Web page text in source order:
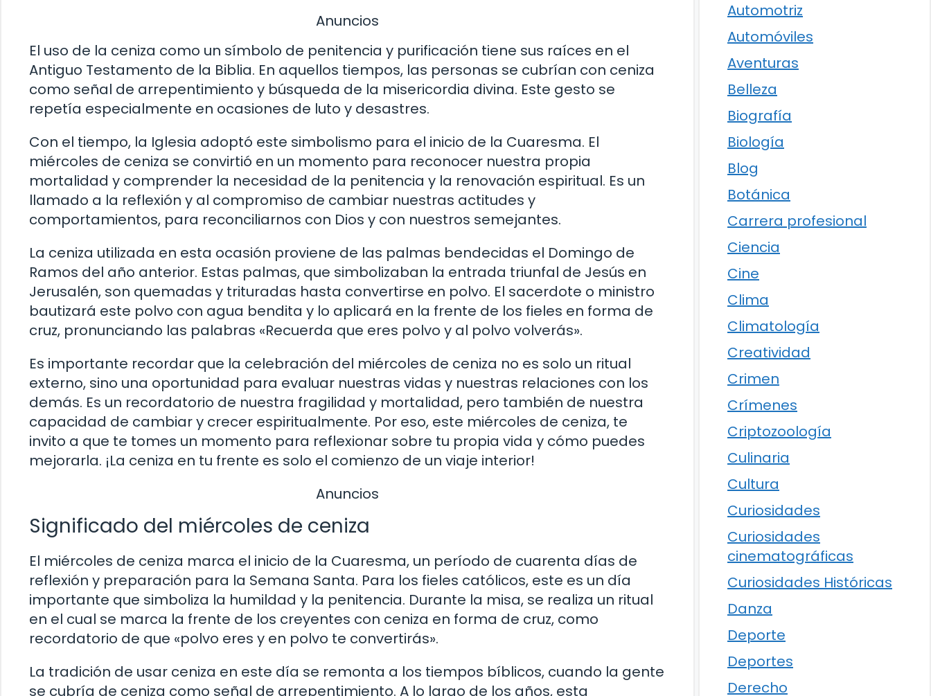
Anuncios
El uso de la ceniza como un símbolo de penitencia y purificación tiene sus raíces en el
Antiguo Testamento de la Biblia. En aquellos tiempos, las personas se cubrían con ceniza
como señal de arrepentimiento y búsqueda de la misericordia divina. Este gesto se
repetía especialmente en ocasiones de luto y desastres.
Con el tiempo, la Iglesia adoptó este simbolismo para el inicio de la Cuaresma. El
miércoles de ceniza se convirtió en un momento para reconocer nuestra propia
mortalidad y comprender la necesidad de la penitencia y la renovación espiritual. Es un
llamado a la reflexión y al compromiso de cambiar nuestras actitudes y
comportamientos, para reconciliarnos con Dios y con nuestros semejantes.
La ceniza utilizada en esta ocasión proviene de las palmas bendecidas el Domingo de
Ramos del año anterior. Estas palmas, que simbolizaban la entrada triunfal de Jesús en
Jerusalén, son quemadas y trituradas hasta convertirse en polvo. El sacerdote o ministro
bautizará este polvo con agua bendita y lo aplicará en la frente de los fieles en forma de
cruz, pronunciando las palabras «Recuerda que eres polvo y al polvo volverás».
Es importante recordar que la celebración del miércoles de ceniza no es solo un ritual
externo, sino una oportunidad para evaluar nuestras vidas y nuestras relaciones con los
demás. Es un recordatorio de nuestra fragilidad y mortalidad, pero también de nuestra
capacidad de cambiar y crecer espiritualmente. Por eso, este miércoles de ceniza, te
invito a que te tomes un momento para reflexionar sobre tu propia vida y cómo puedes
mejorarla. ¡La ceniza en tu frente es solo el comienzo de un viaje interior!
Anuncios
Significado del miércoles de ceniza
El miércoles de ceniza marca el inicio de la Cuaresma, un período de cuarenta días de
reflexión y preparación para la Semana Santa. Para los fieles católicos, este es un día
importante que simboliza la humildad y la penitencia. Durante la misa, se realiza un ritual
en el cual se marca la frente de los creyentes con ceniza en forma de cruz, como
recordatorio de que «polvo eres y en polvo te convertirás».
La tradición de usar ceniza en este día se remonta a los tiempos bíblicos, cuando la gente
se cubría de ceniza como señal de arrepentimiento. A lo largo de los años, esta
Automotriz
Automóviles
Aventuras
Belleza
Biografía
Biología
Blog
Botánica
Carrera profesional
Ciencia
Cine
Clima
Climatología
Creatividad
Crimen
Crímenes
Criptozoología
Culinaria
Cultura
Curiosidades
Curiosidades
cinematográficas
Curiosidades Históricas
Danza
Deporte
Deportes
Derecho